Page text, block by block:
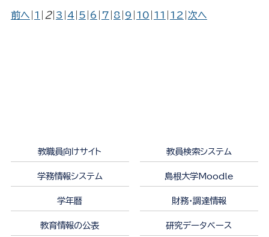
前へ 1 2| 3 4 5 6 7 8 9 10 11 12 次へ
教職員向けサイト 教員検索システム
学務情報システム 島根大学Moodle
学年暦 財務・調達情報
教育情報の公表 研究データベース